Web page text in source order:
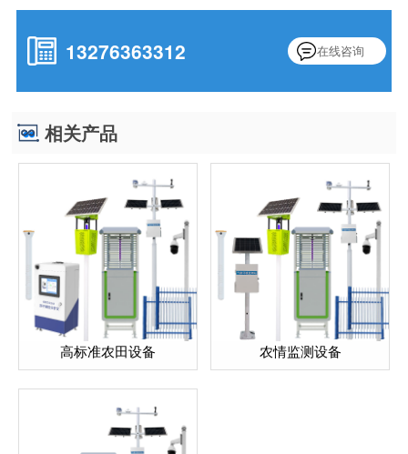
13276363312 在线咨询
相关产品
高标准农田设备 农情监测设备